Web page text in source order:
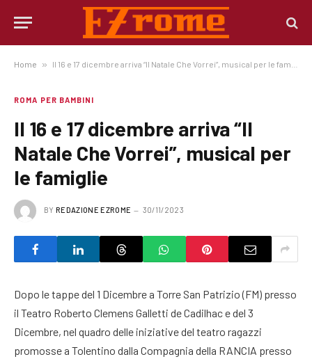
Home » Il 16 e 17 dicembre arriva “Il Natale Che Vorrei”, musical per le famiglie
ROMA PER BAMBINI
Il 16 e 17 dicembre arriva “Il
Natale Che Vorrei”, musical per
le famiglie
BY REDAZIONE EZROME 30/11/2023
Dopo le tappe del 1 Dicembre a Torre San Patrizio (FM) presso
il Teatro Roberto Clemens Galletti de Cadilhac e del 3
Dicembre, nel quadro delle iniziative del teatro ragazzi
promosse a Tolentino dalla Compagnia della RANCIA presso